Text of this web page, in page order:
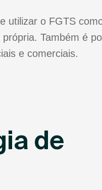
utilizar o FGTS
Também é
e comerciais.
de